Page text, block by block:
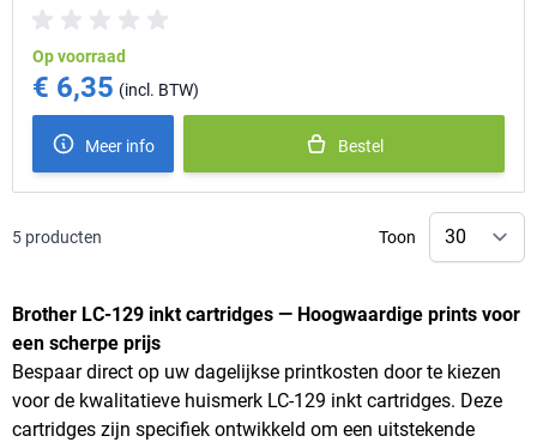
Op voorraad
€ 6,35
Meer info Bestel
5 producten Toon
Brother LC-129 inkt cartridges — Hoogwaardige prints voor
een scherpe prijs
Bespaar direct op uw dagelijkse printkosten door te kiezen
voor de kwalitatieve huismerk LC-129 inkt cartridges. Deze
cartridges zijn specifiek ontwikkeld om een uitstekende